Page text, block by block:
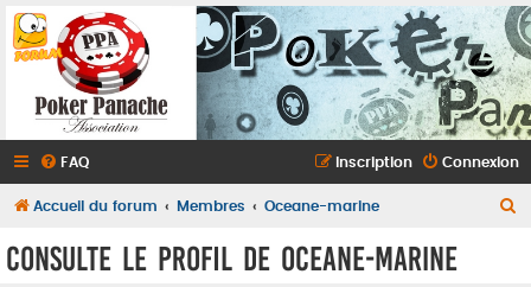
FAQ Connexion
Inscription
Accueil du forum Membres Oceane-marine
Consulte le profil de Oceane-marine